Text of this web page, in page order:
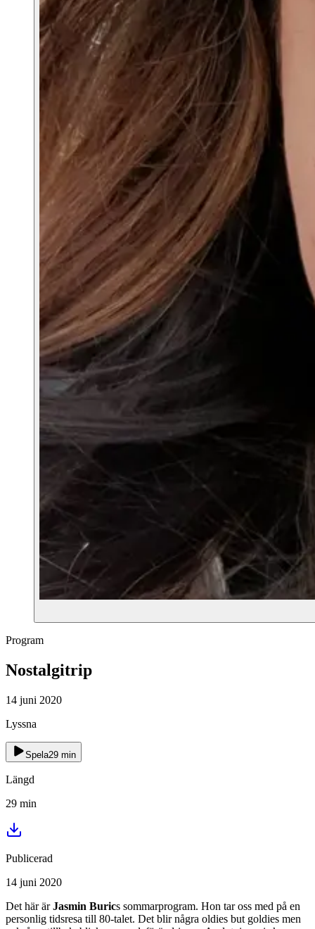
Program
Nostalgitrip
14 juni 2020
Lyssna
Spela29 min
Längd
29 min
Publicerad
14 juni 2020
Det här ärJasmin Burics sommarprogram. Hon tar oss med på en
personlig tidsresa till 80-talet. Det blir några oldies but goldies men